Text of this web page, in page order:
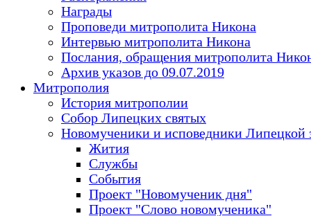
Награды
Проповеди митрополита Никона
Интервью митрополита Никона
Послания, обращения митрополита
Архив указов до 09.07.2019
Митрополия
История митрополии
Собор Липецких святых
Новомученики и исповедники Липецкой
Жития
Службы
События
Проект "Новомученик дня"
Проект "Слово новомученика"